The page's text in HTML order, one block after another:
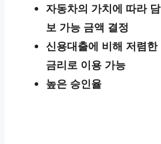
자동차의 가치에 따라 담
보 가능 금액 결정
신용대출에 비해 저렴한
금리로 이용 가능
높은 승인율